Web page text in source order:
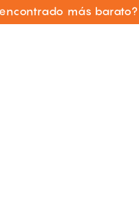
más barato?